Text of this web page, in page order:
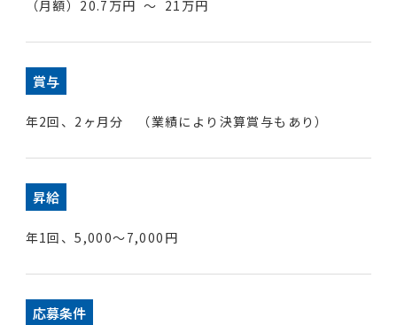
（月額）20.7万円 ～ 21万円
賞与
年2回、2ヶ月分 （業績により決算賞与もあり）
昇給
年1回、5,000～7,000 円
応募条件